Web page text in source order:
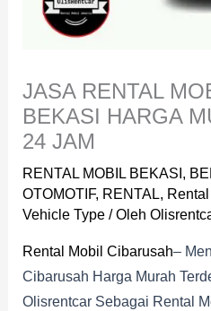
JASA RENTAL
BEKASI HARGA
24 JAM
RENTAL MOBIL BEKASI ,
OTOMOTIF, RENTAL,
Vehicle Type/ Oleh
Rental Mobil Cibarusah–
Cibarusah Harga Murah
Olisrentcar Sebagai Rental